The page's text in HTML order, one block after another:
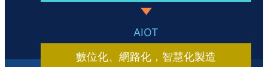
數位化、網路化，智慧化製造